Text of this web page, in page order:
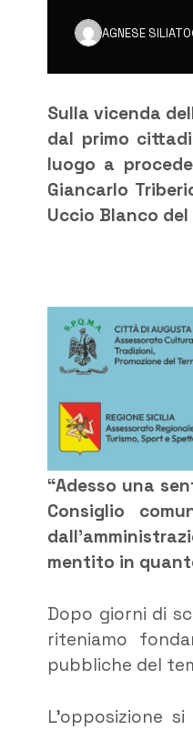
AGNESE SILIATO
Sulla vicenda
dal primo
luogo a
Giancarlo
Uccio Blanco
“Adesso una
Consiglio
mentito in
Dopo giorni di
riteniamo
pubbliche del
L’opposizione